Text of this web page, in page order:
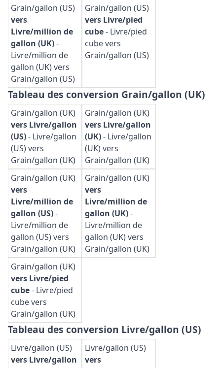
Grain/gallon (US)
vers
Livre/million de
gallon (UK)-
Livre/million de
gallon (UK) vers
Grain/gallon (US)
Grain/gallon (US)
vers Livre/pied
cube- Livre/pied
cube vers
Grain/gallon (US)
Tableau des conversion Grain/gallon (UK)
Grain/gallon (UK)
vers Livre/gallon
(US)- Livre/gallon
(US) vers
Grain/gallon (UK)
Grain/gallon (UK)
vers Livre/gallon
(UK)- Livre/gallon
(UK) vers
Grain/gallon (UK)
Grain/gallon (UK)
vers
Livre/million de
gallon (US)-
Livre/million de
gallon (US) vers
Grain/gallon (UK)
Grain/gallon (UK)
vers
Livre/million de
gallon (UK)-
Livre/million de
gallon (UK) vers
Grain/gallon (UK)
Grain/gallon (UK)
vers Livre/pied
cube- Livre/pied
cube vers
Grain/gallon (UK)
Tableau des conversion Livre/gallon (US)
Livre/gallon (US)
vers Livre/gallon
Livre/gallon (US)
vers